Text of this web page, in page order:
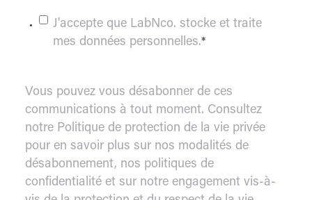
J'accepte que LabNco. stocke et traite
mes données personnelles.*
Vous pouvez vous désabonner de ces
communications à tout moment. Consultez
notre Politique de protection de la vie privée
pour en savoir plus sur nos modalités de
désabonnement, nos politiques de
confidentialité et sur notre engagement vis-à-